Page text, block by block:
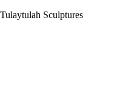
Tulaytulah Sculptures